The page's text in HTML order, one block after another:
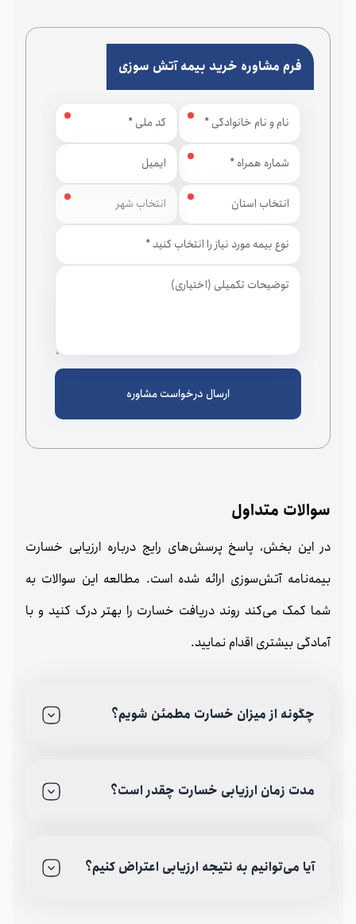
فرم مشاوره خرید بیمه آتش سوزی
استان شهر
ارسال درخواست مشاوره
سوالات متداول
در این بخش، پاسخ پرسش‌های رایج درباره ارزیابی خسارت
بیمه‌نامه آتش‌سوزی ارائه شده است. مطالعه این سوالات به
شما کمک می‌کند روند دریافت خسارت را بهتر درک کنید و با
آمادگی بیشتری اقدام نمایید.
چگونه از میزان خسارت مطمئن شویم؟
مدت زمان ارزیابی خسارت چقدر است؟
آیا می‌توانیم به نتیجه ارزیابی اعتراض کنیم؟